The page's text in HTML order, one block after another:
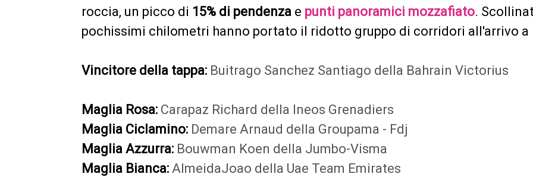
roccia, un picco di 15% di pendenza e punti panoramici mozzafiato.
pochissimi chilometri hanno portato il ridotto gruppo di corridori all'arrivo a
Vincitore della tappa: Buitrago Sanchez Santiago della Bahrain Victorius
Maglia Rosa: Carapaz Richard della Ineos Grenadiers
Maglia Ciclamino: Demare Arnaud della Groupama - Fdj
Maglia Azzurra: Bouwman Koen della Jumbo-Visma
Maglia Bianca: AlmeidaJoao della Uae Team Emirates